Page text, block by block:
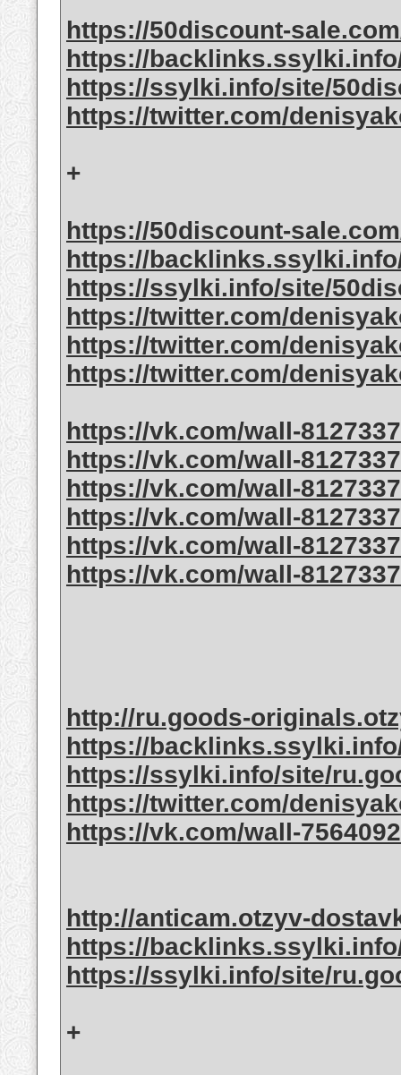
https://50discount-
https://
https://ssylki.info/site/
https://twitter.com/
+
https://50discount-
https://
https://ssylki.info/site/
https://twitter.com/
https://twitter.com/
https://twitter.com/
https://vk.com/wall-
https://vk.com/wall-
https://vk.com/wall-
https://vk.com/wall-
https://vk.com/wall-
https://vk.com/wall-
http://ru.goods-
https://
https://ssylki.info/site/
https://twitter.com/
https://vk.com/wall-
http://anticam.otzyv-
https://
https://ssylki.info/site/
+